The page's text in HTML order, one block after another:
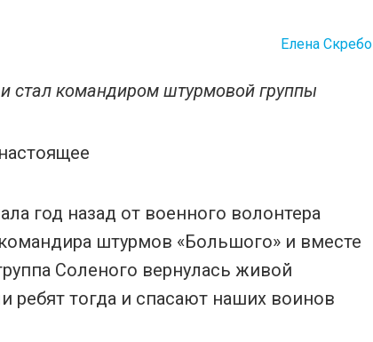
Елена Скребо
стал командиром штурмовой группы
год назад от военного волонтера
штурмов «Большого» и вместе
Соленого вернулась живой
ребят тогда и спасают наших воинов